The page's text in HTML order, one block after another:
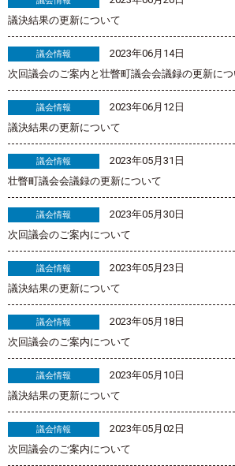
議決結果の更新について
議会情報
2023年06月14日
次回議会のご案内と壮瞥町議会会議録の更新につ
議会情報
2023年06月12日
議決結果の更新について
議会情報
2023年05月31日
壮瞥町議会会議録の更新について
議会情報
2023年05月30日
次回議会のご案内について
議会情報
2023年05月23日
議決結果の更新について
議会情報
2023年05月18日
次回議会のご案内について
議会情報
2023年05月10日
議決結果の更新について
議会情報
2023年05月02日
次回議会のご案内について